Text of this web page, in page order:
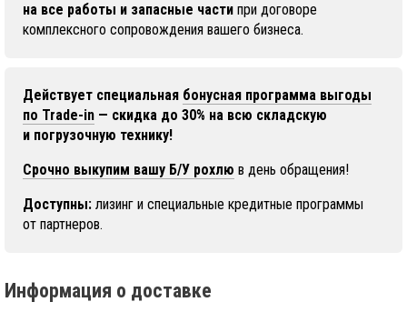
на все работы и запасные части при договоре
комплексного сопровождения вашего бизнеса.
Действует специальная бонусная программа выгоды
по Trade-in — скидка до 30% на всю складскую
и погрузочную технику!
Срочно выкупим вашу Б/У рохлю в день обращения!
Доступны: лизинг и специальные кредитные программы
от партнеров.
Информация о доставке